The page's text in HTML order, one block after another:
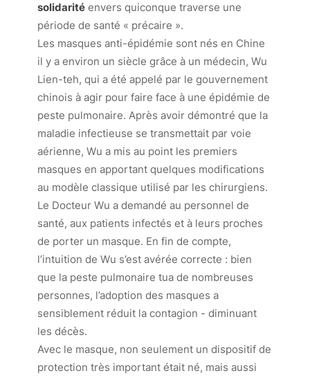
solidarité envers quiconque traverse une
période de santé « précaire ».
Les masques anti-épidémie sont nés en Chine
il y a environ un siècle grâce à un médecin, Wu
Lien-teh, qui a été appelé par le gouvernement
chinois à agir pour faire face à une épidémie de
peste pulmonaire. Après avoir démontré que la
maladie infectieuse se transmettait par voie
aérienne, Wu a mis au point les premiers
masques en apportant quelques modifications
au modèle classique utilisé par les chirurgiens.
Le Docteur Wu a demandé au personnel de
santé, aux patients infectés et à leurs proches
de porter un masque. En fin de compte,
l’intuition de Wu s’est avérée correcte : bien
que la peste pulmonaire tua de nombreuses
personnes, l’adoption des masques a
sensiblement réduit la contagion - diminuant
les décès.
Avec le masque, non seulement un dispositif de
protection très important était né, mais aussi